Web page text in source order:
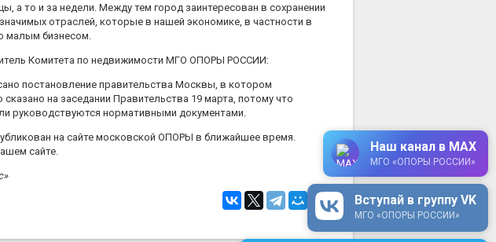
а то и за недели. Между тем город заинтересован в сохранении
отраслей, которые в нашей экономике, в частности в
малым бизнесом.
Комитета по недвижимости МГО ОПОРЫ РОССИИ:
постановление правительства Москвы, в котором
на заседании Правительства 19 марта, потому что
руководствуются нормативными документами.
на сайте московской ОПОРЫ в ближайшее время.
сайте.
Вступай в группу VK
МГО «ОПОРЫ РОССИИ»
Наш канал в MAX
МГО «ОПОРЫ РОССИИ»